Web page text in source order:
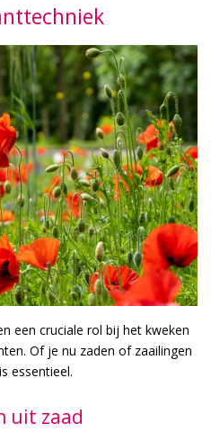
een cruciale rol bij het kweken
Of je nu zaden of zaailingen
essentieel.
uit zaad